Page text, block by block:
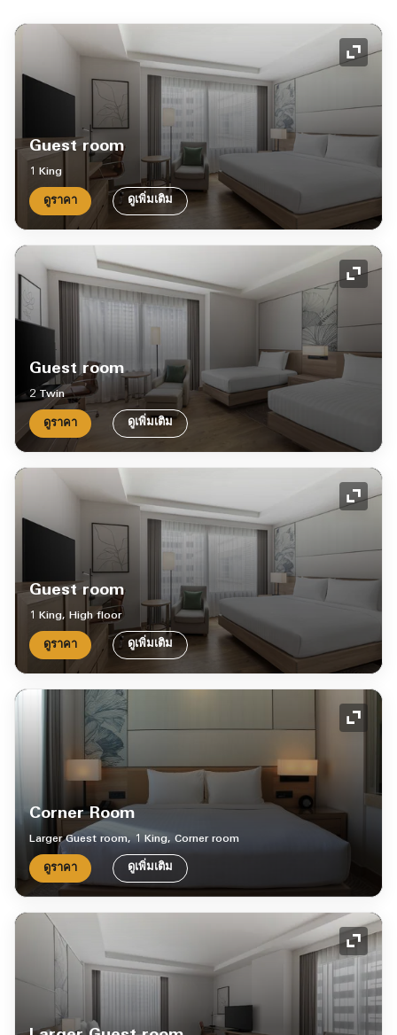
ไอคอ
Guest room
1 King
ดูราคา ดูเพิ่มเติม
ไอคอ
Guest room
2 Twin
ดูราคา ดูเพิ่มเติม
ไอคอ
Guest room
1 King, High floor
ดูราคา ดูเพิ่มเติม
ไอคอ
Corner Room
Larger Guest room, 1 King, Corner room
ดูราคา ดูเพิ่มเติม
ไอคอ